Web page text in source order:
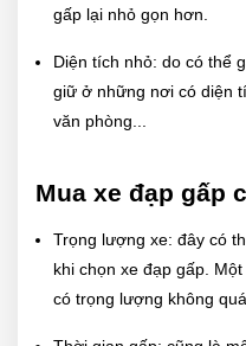
gấp lại nhỏ gọn hơn.
Diện tích nhỏ: do có thể
giữ ở những nơi có diện
văn phòng...
Mua xe đạp gấp
Trọng lượng xe: đây có
khi chọn xe đạp gấp.
có trọng lượng không quá